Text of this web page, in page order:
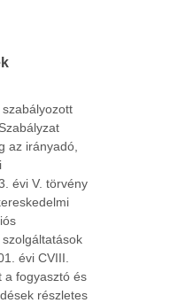
az irányadó,
évi V. törvény
évi CVIII.
a fogyasztó és
részletes